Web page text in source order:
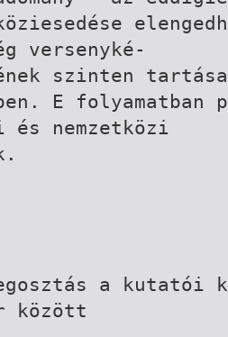
versenyké-
szinten
E folyamatban
és nemzetközi
a
között